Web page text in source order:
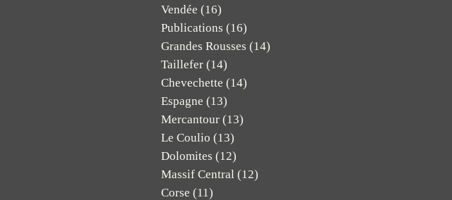
Vendée (16)
Publications (16)
Grandes Rousses (14)
Taillefer (14)
Chevechette (14)
Espagne (13)
Mercantour (13)
Le Coulio (13)
Dolomites (12)
Massif Central (12)
Corse (11)